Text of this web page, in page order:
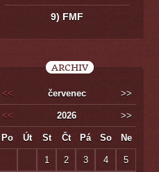
9) FMF
ARCHIV
<< červenec >>
<< 2026 >>
Po Út St Čt Pá So Ne
1 2 3 4 5